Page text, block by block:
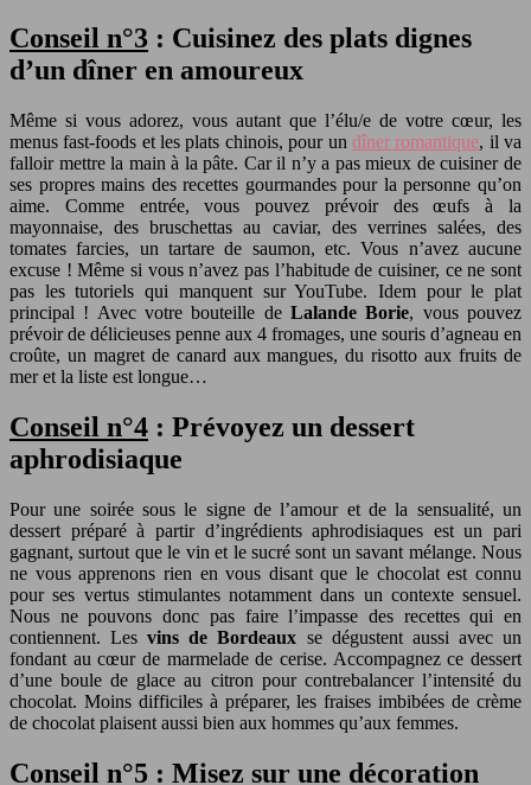
Conseil n°3 : Cuisinez des plats dignes
d’un dîner en amoureux
Même si vous adorez, vous autant que l’élu/e de votre cœur, les
menus fast-foods et les plats chinois, pour un dîner romantique, il va
falloir mettre la main à la pâte. Car il n’y a pas mieux de cuisiner de
ses propres mains des recettes gourmandes pour la personne qu’on
aime. Comme entrée, vous pouvez prévoir des œufs à la
mayonnaise, des bruschettas au caviar, des verrines salées, des
tomates farcies, un tartare de saumon, etc. Vous n’avez aucune
excuse ! Même si vous n’avez pas l’habitude de cuisiner, ce ne sont
pas les tutoriels qui manquent sur YouTube. Idem pour le plat
principal ! Avec votre bouteille de Lalande Borie, vous pouvez
prévoir de délicieuses penne aux 4 fromages, une souris d’agneau en
croûte, un magret de canard aux mangues, du risotto aux fruits de
mer et la liste est longue…
Conseil n°4 : Prévoyez un dessert
aphrodisiaque
Pour une soirée sous le signe de l’amour et de la sensualité, un
dessert préparé à partir d’ingrédients aphrodisiaques est un pari
gagnant, surtout que le vin et le sucré sont un savant mélange. Nous
ne vous apprenons rien en vous disant que le chocolat est connu
pour ses vertus stimulantes notamment dans un contexte sensuel.
Nous ne pouvons donc pas faire l’impasse des recettes qui en
contiennent. Lesvins de Bordeaux se dégustent aussi avec un
fondant au cœur de marmelade de cerise. Accompagnez ce dessert
d’une boule de glace au citron pour contrebalancer l’intensité du
chocolat. Moins difficiles à préparer, les fraises imbibées de crème
de chocolat plaisent aussi bien aux hommes qu’aux femmes.
Conseil n°5 : Misez sur une décoration